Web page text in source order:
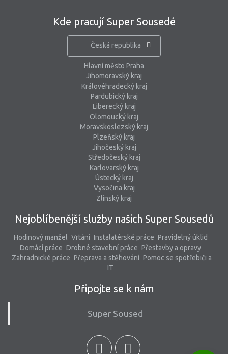
Kde pracují Super Sousedé
Česká republika
Hlavní město Praha
Jihomoravský kraj
Královéhradecký kraj
Pardubický kraj
Liberecký kraj
Olomoucký kraj
Moravskoslezský kraj
Plzeňský kraj
Jihočeský kraj
Středočeský kraj
Karlovarský kraj
Ústecký kraj
Vysočina kraj
Zlínský kraj
Nejoblíbenější služby našich Super Sousedů
Hodinový manžel Vrtání Instalatérské práce Pravidelný úklid
Domácí práce Drobné stavební práce Přestavby a opravy
Zahradnické práce Přeprava a stěhování Pomoc se spotřebiči a
IT
Připojte se k nám
Super Soused